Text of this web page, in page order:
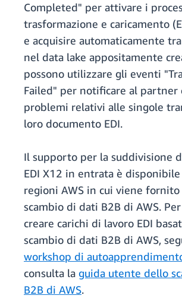
Completed" per attivare i
trasformazione e caricamento
e acquisire automaticamente
nel data lake appositamente
possono utilizzare gli eventi
Failed" per notificare al partner
problemi relativi alle singole
loro documento EDI.
Il supporto per la suddivisione
EDI X12 in entrata è
regioni AWS in cui viene
scambio di dati B2B di AWS.
creare carichi di lavoro EDI
scambio di dati B2B di AWS,
workshop di
consulta la guida utente dello
B2B di AWS.